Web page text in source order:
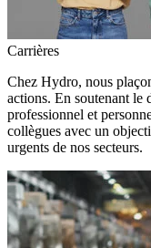
Carrières
Chez Hydro, nous
actions. En soutenant le
professionnel et
collègues avec un
urgents de nos secteurs.